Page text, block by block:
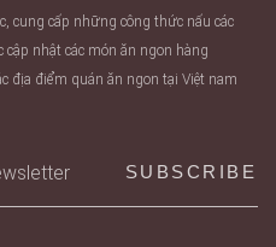
cung cấp những công thức nấu các
nhật các món ăn ngon hàng
địa điểm quán ăn ngon tại Việt nam